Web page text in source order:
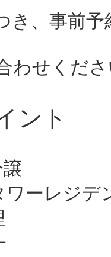
き、事前
わせくだ
ント
ワーレジデ